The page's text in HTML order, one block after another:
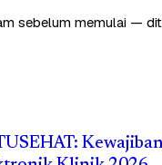
sebelum memulai —